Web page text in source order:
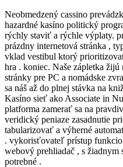
Neobmedzený cassino
hazardné kasíno politický
rýchly staviť a rýchle výplaty.
prázdny internetová stránka ,
vklad vestibul ktorý
hra . koniec. Naše zápletka
stránky pre PC a nomádske
sa náš až do plnej stávka na
Kasíno sieť ako Associate in
platforma zamerať sa na
veridický peniaze zasadnutie
tabularizovať a výherné
. vykorisťovateľ prístup
webový prehliadač , s žiadnym
potrebné .